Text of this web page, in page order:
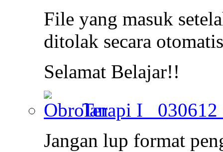
File yang masuk
ditolak secara
Selamat Belajar!!
Terapi I _030612
Jangan lup format